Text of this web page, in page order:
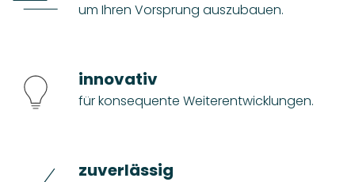
um Ihren Vorsprung auszubauen.
innovativ
für konsequente Weiterentwicklungen.
zuverlässig